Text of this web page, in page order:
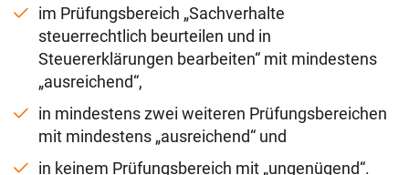
im Prüfungsbereich „Sachverhalte
steuerrechtlich beurteilen und in
Steuererklärungen bearbeiten“ mit mindestens
„ausreichend“,
in mindestens zwei weiteren Prüfungsbereichen
mit mindestens „ausreichend“ und
in keinem Prüfungsbereich mit „ungenügend“.